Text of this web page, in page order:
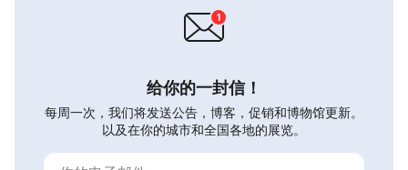
给你的一封信！
每周一次，我们将发送公告，博客，促销和博物馆更新。
以及在你的城市和全国各地的展览。